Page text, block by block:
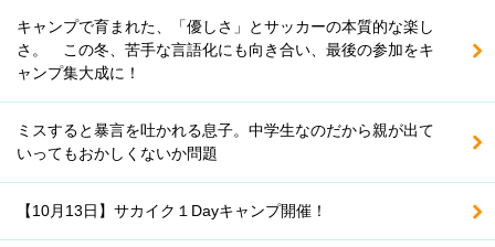
キャンプで育まれた、「優しさ」とサッカーの本質的な楽し
さ。 この冬、苦手な言語化にも向き合い、最後の参加をキ
ャンプ集大成に！
ミスすると暴言を吐かれる息子。中学生なのだから親が出て
いってもおかしくないか問題
【10月13日】サカイク１Dayキャンプ開催！